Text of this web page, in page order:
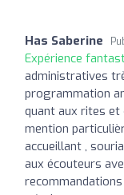
Has Saberine
Expérience
administratives
programmation
quant aux rites et
mention
accueillant ,
aux écouteurs